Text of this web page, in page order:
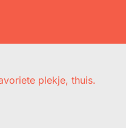
plekje, thuis.